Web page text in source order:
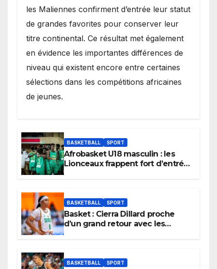
les Maliennes confirment d’entrée leur statut
de grandes favorites pour conserver leur
titre continental. Ce résultat met également
en évidence les importantes différences de
niveau qui existent encore entre certaines
sélections dans les compétitions africaines
de jeunes.
BASKETBALL SPORT
Afrobasket U18 masculin : les
Lionceaux frappent fort d’entrée
BASKETBALL SPORT
Basket : Cierra Dillard proche
d’un grand retour avec les
BASKETBALL SPORT